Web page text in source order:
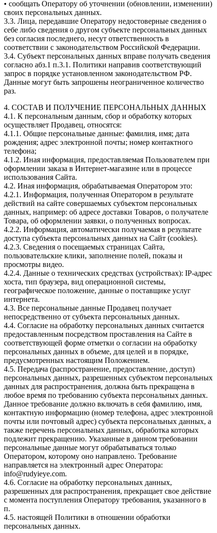
• сообщать Оператору об уточнении (обновлении, изменении)
своих персональных данных.
3.3. Лица, передавшие Оператору недостоверные сведения о
себе либо сведения о другом субъекте персональных данных
без согласия последнего, несут ответственность в
соответствии с законодательством Российской Федерации.
3.4. Субъект персональных данных вправе получать сведения
согласно абз.1 п.3.1. Политики направив соответствующий
запрос в порядке установленном законодательством РФ.
Данные могут быть запрошены неограниченное количество
раз.
4. СОСТАВ И ПОЛУЧЕНИЕ ПЕРСОНАЛЬНЫХ ДАННЫХ
4.1. К персональным данным, сбор и обработку которых
осуществляет Продавец, относятся:
4.1.1. Общие персональные данные: фамилия, имя; дата
рождения; адрес электронной почты; номер контактного
телефона;
4.1.2. Иная информация, предоставляемая Пользователем при
оформлении заказа в Интернет-магазине или в процессе
использования Сайта.
4.2. Иная информация, обрабатываемая Оператором это:
4.2.1. Информация, полученная Оператором в результате
действий на сайте совершаемых субъектом персональных
данных, например: об адресе доставки Товаров, о получателе
Товара, об оформлении заявки, о полученных вопросах.
4.2.2. Информация, автоматически получаемая в результате
доступа субъекта персональных данных на Сайт (cookies).
4.2.3. Сведения о посещаемых страницах Сайта,
пользовательские клики, заполнение полей, показы и
просмотры видео.
4.2.4. Данные о технических средствах (устройствах): IP-адрес
хоста, тип браузера, вид операционной системы,
географическое положение, данные о поставщике услуг
интернета.
4.3. Все персональные данные Продавец получает
непосредственно от субъекта персональных данных.
4.4. Согласие на обработку персональных данных считается
предоставленным посредством проставления на Сайте в
соответствующей форме отметки о согласии на обработку
персональных данных в объеме, для целей и в порядке,
предусмотренных настоящим Положением.
4.5. Передача (распространение, предоставление, доступ)
персональных данных, разрешенных субъектом персональных
данных для распространения, должна быть прекращена в
любое время по требованию субъекта персональных данных.
Данное требование должно включать в себя фамилию, имя,
контактную информацию (номер телефона, адрес электронной
почты или почтовый адрес) субъекта персональных данных, а
также перечень персональных данных, обработка которых
подлежит прекращению. Указанные в данном требовании
персональные данные могут обрабатываться только
Оператором, которому оно направлено. Требование
направляется на электронный адрес Оператора:
info@rudyieye.com.
4.6. Согласие на обработку персональных данных,
разрешенных для распространения, прекращает свое действие
с момента поступления Оператору требования, указанного в
п.
4.5. настоящей Политики в отношении обработки
персональных данных.